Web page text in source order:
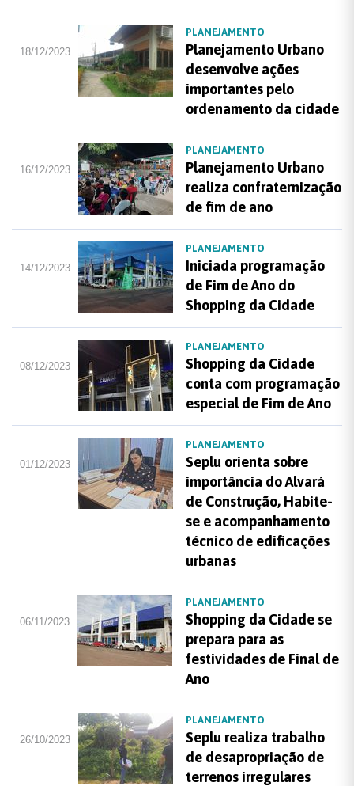
18/12/2023
PLANEJAMENTO
Planejamento Urbano
desenvolve ações
importantes pelo
ordenamento da cidade
16/12/2023
PLANEJAMENTO
Planejamento Urbano
realiza confraternização
de fim de ano
14/12/2023
PLANEJAMENTO
Iniciada programação
de Fim de Ano do
Shopping da Cidade
08/12/2023
PLANEJAMENTO
Shopping da Cidade
conta com programação
especial de Fim de Ano
01/12/2023
PLANEJAMENTO
Seplu orienta sobre
importância do Alvará
de Construção, Habite-
se e acompanhamento
técnico de edificações
urbanas
06/11/2023
PLANEJAMENTO
Shopping da Cidade se
prepara para as
festividades de Final de
Ano
26/10/2023
PLANEJAMENTO
Seplu realiza trabalho
de desapropriação de
terrenos irregulares